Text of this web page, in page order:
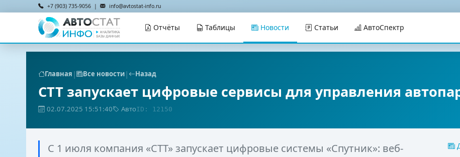
+7 (903) 735-9056 | info@avtostat-info.ru
Отчёты Таблицы Новости Статьи АвтоСпектр
Главная | Все новости| Назад
СТТ запускает цифровые сервисы для управления
02.07.2025 15:51:40 АвтоID: 12150
С 1 июля компания «СТТ» запускает цифровые системы «Спутник»: веб-